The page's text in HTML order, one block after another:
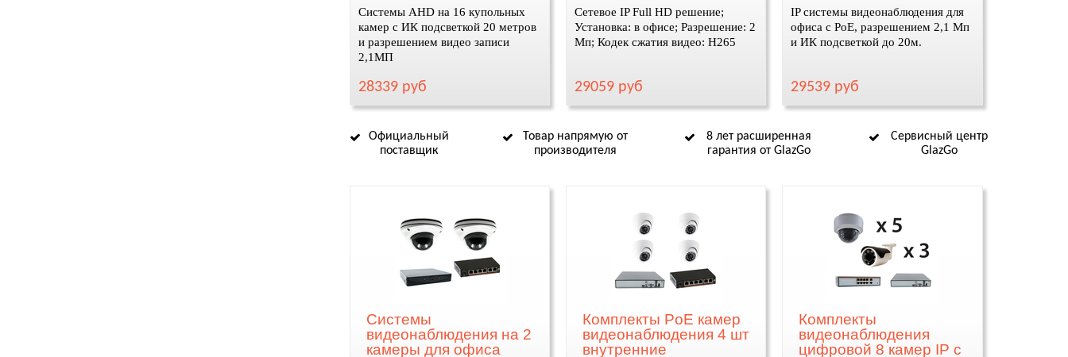
Системы AHD на 16 купольных
камер с ИК подсветкой 20 метров
и разрешением видео записи
2,1МП
28339 руб
Сетевое IP Full HD решение;
Установка: в офисе; Разрешение: 2
Мп; Кодек сжатия видео: H265
29059 руб
IP системы видеонаблюдения для
офиса с PoE, разрешением 2,1 Мп
и ИК подсветкой до 20м.
29539 руб
Официальный
поставщик
Товар напрямую от
производителя
8 лет расширенная
гарантия от GlazGo
Сервисный центр
GlazGo
Системы
видеонаблюдения на 2
камеры для офиса
Комплекты PoE камер
видеонаблюдения 4 шт
внутренние
Комплекты
видеонаблюдения
цифровой 8 камер IP c